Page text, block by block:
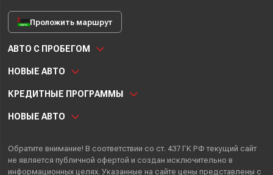
Проложить маршрут
АВТО С ПРОБЕГОМ
НОВЫЕ АВТО
КРЕДИТНЫЕ ПРОГРАММЫ
НОВЫЕ АВТО
Обратите внимание! В соответствии со ст. 437 ГК РФ текущий сайт
не является публичной офертой и создан исключительно в
информационных целях. Указанные на сайте цены представлены с